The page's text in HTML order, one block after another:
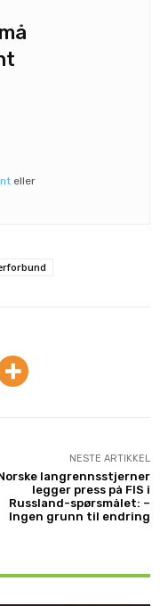
eller
NESTE ARTIKKEL
langrennsstjerner
legger press på FIS i
Russland-spørsmålet: –
Ingen grunn til endring